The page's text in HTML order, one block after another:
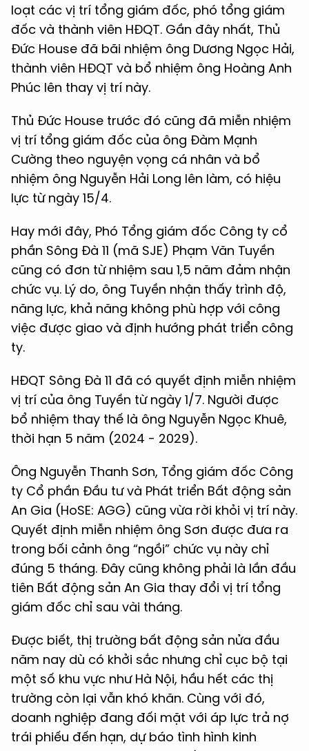
loạt các vị trí tổng giám đốc, phó tổng giám
đốc và thành viên HĐQT. Gần đây nhất, Thủ
Đức House đã bãi nhiệm ông Dương Ngọc Hải,
thành viên HĐQT và bổ nhiệm ông Hoàng Anh
Phúc lên thay vị trí này.
Thủ Đức House trước đó cũng đã miễn nhiệm
vị trí tổng giám đốc của ông Đàm Mạnh
Cường theo nguyện vọng cá nhân và bổ
nhiệm ông Nguyễn Hải Long lên làm, có hiệu
lực từ ngày 15/4.
Hay mới đây, Phó Tổng giám đốc Công ty cổ
phần Sông Đà 11 (mã SJE) Phạm Văn Tuyền
cũng có đơn từ nhiệm sau 1,5 năm đảm nhận
chức vụ. Lý do, ông Tuyền nhận thấy trình độ,
năng lực, khả năng không phù hợp với công
việc được giao và định hướng phát triển công
ty.
HĐQT Sông Đà 11 đã có quyết định miễn nhiệm
vị trí của ông Tuyền từ ngày 1/7. Người được
bổ nhiệm thay thế là ông Nguyễn Ngọc Khuê,
thời hạn 5 năm (2024 - 2029).
Ông Nguyễn Thanh Sơn, Tổng giám đốc Công
ty Cổ phần Đầu tư và Phát triển Bất động sản
An Gia (HoSE: AGG) cũng vừa rời khỏi vị trí này.
Quyết định miễn nhiệm ông Sơn được đưa ra
trong bối cảnh ông “ngồi” chức vụ này chỉ
đúng 5 tháng. Đây cũng không phải là lần đầu
tiên Bất động sản An Gia thay đổi vị trí tổng
giám đốc chỉ sau vài tháng.
Được biết, thị trường bất động sản nửa đầu
năm nay dù có khởi sắc nhưng chỉ cục bộ tại
một số khu vực như Hà Nội, hầu hết các thị
trường còn lại vẫn khó khăn. Cùng với đó,
doanh nghiệp đang đối mặt với áp lực trả nợ
trái phiếu đến hạn, dự báo tình hình kinh